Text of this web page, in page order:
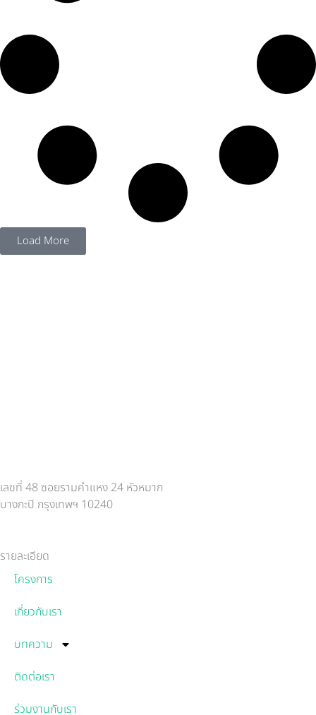
Load More
เลขที่ 48 ซอยรามคำแหง 24 หัวหมาก
บางกะปิ กรุงเทพฯ 10240
รายละเอียด
โครงการ
เกี่ยวกับเรา
บทความ
ติดต่อเรา
ร่วมงานกับเรา